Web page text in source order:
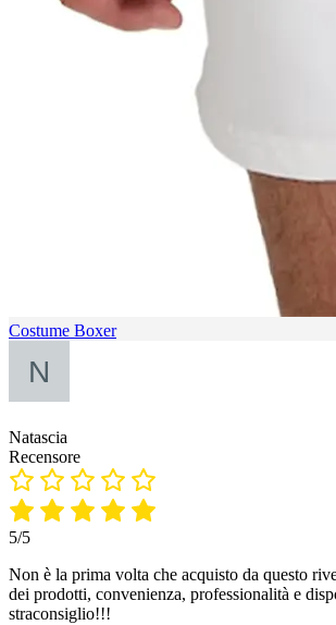
Costume Boxer
Natascia
Recensore
5/5
Non è la prima volta che acquisto da questo
dei prodotti, convenienza, professionalità e
straconsiglio!!!